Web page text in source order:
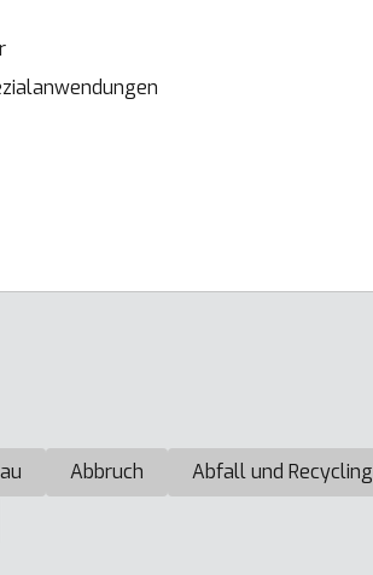
Abbruch Abfall und Recycling